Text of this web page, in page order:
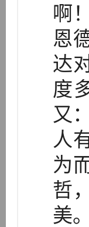
啊
恩
达
度
又
人
为
哲
美